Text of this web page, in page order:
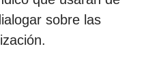
sobre las